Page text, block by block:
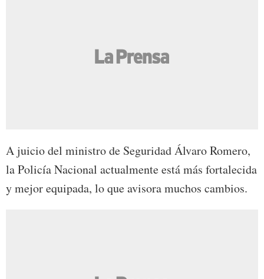
A juicio del ministro de Seguridad Álvaro Romero,
la Policía Nacional actualmente está más fortalecida
y mejor equipada, lo que avisora muchos cambios.